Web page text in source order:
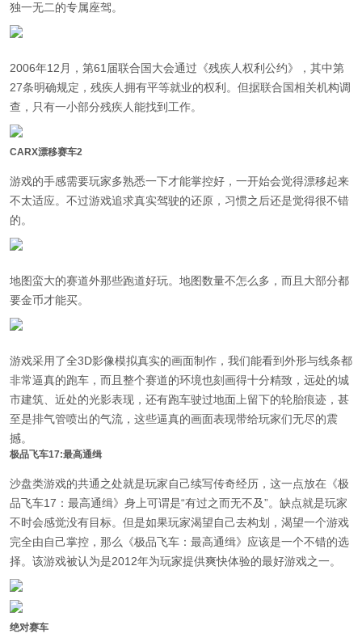
独一无二的专属座驾。
2006年12月，第61届联合国大会通过《残疾人权利公约》，其中第
27条明确规定，残疾人拥有平等就业的权利。但据联合国相关机构调
查，只有一小部分残疾人能找到工作。
CARX漂移赛车2
游戏的手感需要玩家多熟悉一下才能掌控好，一开始会觉得漂移起来
不太适应。不过游戏追求真实驾驶的还原，习惯之后还是觉得很不错
的。
地图蛮大的赛道外那些跑道好玩。地图数量不怎么多，而且大部分都
要金币才能买。
游戏采用了全3D影像模拟真实的画面制作，我们能看到外形与线条都
非常逼真的跑车，而且整个赛道的环境也刻画得十分精致，远处的城
市建筑、近处的光影表现，还有跑车驶过地面上留下的轮胎痕迹，甚
至是排气管喷出的气流，这些逼真的画面表现带给玩家们无尽的震
撼。
极品飞车17:最高通缉
沙盘类游戏的共通之处就是玩家自己续写传奇经历，这一点放在《极
品飞车17：最高通缉》身上可谓是“有过之而无不及”。缺点就是玩家
不时会感觉没有目标。但是如果玩家渴望自己去构划，渴望一个游戏
完全由自己掌控，那么《极品飞车：最高通缉》应该是一个不错的选
择。该游戏被认为是2012年为玩家提供爽快体验的最好游戏之一。
绝对赛车